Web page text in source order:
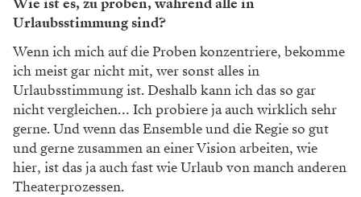
Urlaubsstimmung sind?
Wenn ich mich auf die Proben konzentriere, bekomme
ich meist gar nicht mit, wer sonst alles in
Urlaubsstimmung ist. Deshalb kann ich das so gar
nicht vergleichen… Ich probiere ja auch wirklich sehr
gerne. Und wenn das Ensemble und die Regie so gut
und gerne zusammen an einer Vision arbeiten, wie
hier, ist das ja auch fast wie Urlaub von manch anderen
Theaterprozessen.